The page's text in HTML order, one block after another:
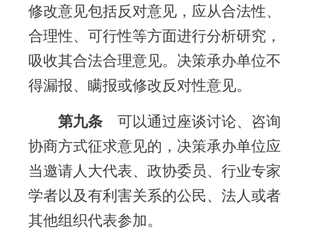
修改意见包括反对意见，应从合法性、
合理性、可行性等方面进行分析研究，
吸收其合法合理意见。决策承办单位不
得漏报、瞒报或修改反对性意见。
第九条可以通过座谈讨论、咨询
协商方式征求意见的，决策承办单位应
当邀请人大代表、政协委员、行业专家
学者以及有利害关系的公民、法人或者
其他组织代表参加。